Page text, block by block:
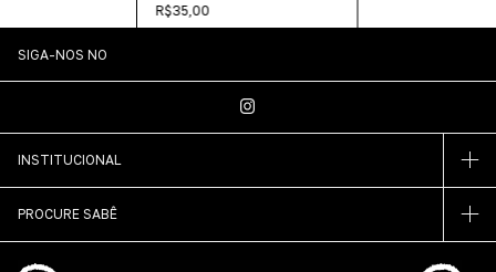
R$35,00
SIGA-NOS NO
INSTITUCIONAL
PROCURE SABÊ